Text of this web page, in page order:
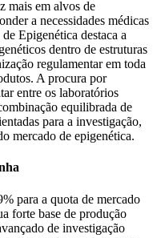
mais em alvos de
a necessidades médicas
Epigenética destaca a
dentro de estruturas
regulamentar em toda
A procura por
entre os laboratórios
equilibrada de
para a investigação,
mercado de epigenética.
para a quota de mercado
forte base de produção
de investigação